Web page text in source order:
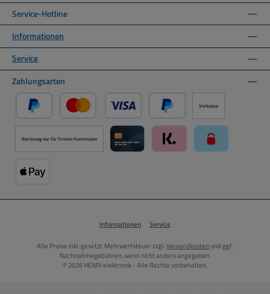
Service-Hotline
Informationen
Service
Zahlungsarten
PayPal Kredit- oder Debitkarte über PayPal
Später Bezahlen über PayPal
Vorkasse
Rechnung nur für Firmen Kommunen
Informationen Service
Alle Preise inkl. gesetzl. Mehrwertsteuer zzgl.Versandkosten und ggf.
Nachnahmegebühren, wenn nicht anders angegeben.
© 2026 HENRI elektronik - Alle Rechte vorbehalten.